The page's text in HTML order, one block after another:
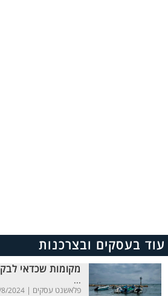
עוד בעסקים ובצרכנות
מקומות שכדאי
...
פלאשנט עסקים | 2024